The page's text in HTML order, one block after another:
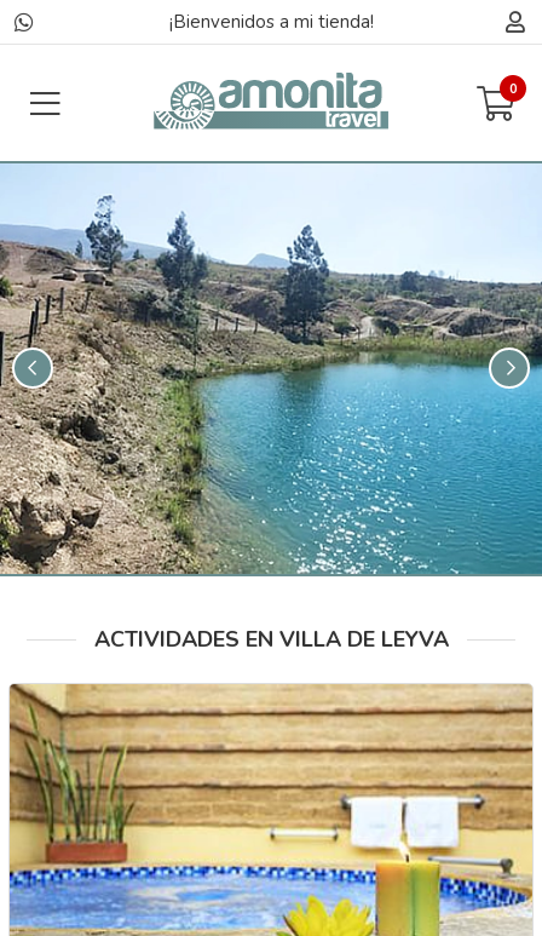
¡Bienvenidos a mi tienda!
0
ACTIVIDADES EN VILLA DE LEYVA